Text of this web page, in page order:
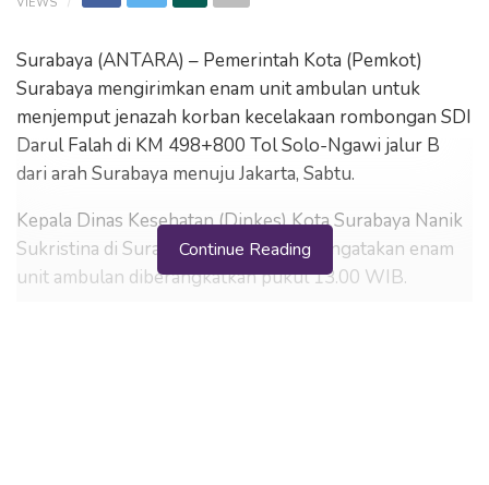
Surabaya (ANTARA) – Pemerintah Kota (Pemkot)
Surabaya mengirimkan enam unit ambulan untuk
menjemput jenazah korban kecelakaan rombongan SDI
Darul Falah di KM 498+800 Tol Solo-Ngawi jalur B
dari arah Surabaya menuju Jakarta, Sabtu.
Kepala Dinas Kesehatan (Dinkes) Kota Surabaya Nanik
Sukristina di Surabaya, Jawa Timur mengatakan enam
unit ambulan diberangkatkan pukul 13.00 WIB.
Continue Reading